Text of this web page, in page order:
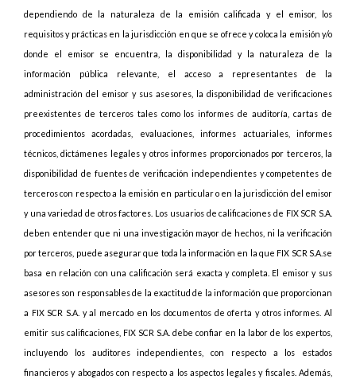
dependiendo de la naturaleza de la emisión calificada y el emisor, los
requisitos y prácticas en la jurisdicción en que se ofrece y coloca la emisión y/o
donde el emisor se encuentra, la disponibilidad y la naturaleza de la
información pública relevante, el acceso a representantes de la
administración del emisor y sus asesores, la disponibilidad de verificaciones
preexistentes de terceros tales como los informes de auditoría, cartas de
procedimientos acordadas, evaluaciones, informes actuariales, informes
técnicos, dictámenes legales y otros informes proporcionados por terceros, la
disponibilidad de fuentes de verificación independientes y competentes de
terceros con respecto a la emisión en particular o en la jurisdicción del emisor
y una variedad de otros factores. Los usuarios de calificaciones de FIX SCR S.A.
deben entender que ni una investigación mayor de hechos, ni la verificación
por terceros, puede asegurar que toda la información en la que FIX SCR S.A.se
basa en relación con una calificación será exacta y completa. El emisor y sus
asesores son responsables de la exactitud de la información que proporcionan
a FIX SCR S.A. y al mercado en los documentos de oferta y otros informes. Al
emitir sus calificaciones, FIX SCR S.A. debe confiar en la labor de los expertos,
incluyendo los auditores independientes, con respecto a los estados
financieros y abogados con respecto a los aspectos legales y fiscales. Además,